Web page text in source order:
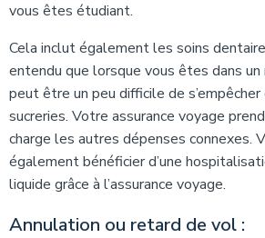
vous êtes étudiant.
Cela inclut également les soins
entendu que lorsque vous êtes dans
peut être un peu difficile de s’empêcher
sucreries. Votre assurance voyage
charge les autres dépenses connexes.
également bénéficier d’une
liquide grâce à l’assurance voyage.
Annulation ou retard de vol :